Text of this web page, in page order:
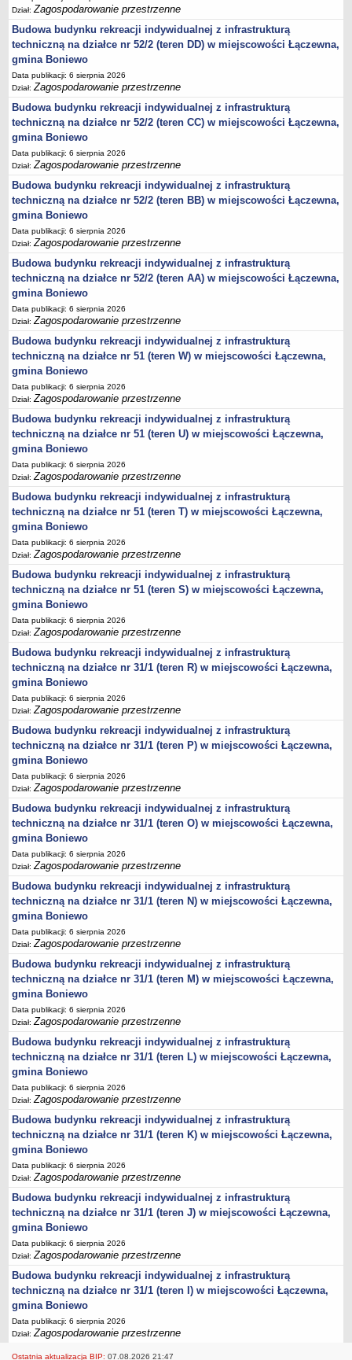
Nabór pracowników na stanowiska pracy
Deklaracja dostępności strony internetowej Urzędu Gminy Boniewo
RODO
Rejestry i ewidencje
Rejestr działalności regulowanej
Ewidencja udzielonych i cofniętych zezwoleń na prowadzenie
Zbiorowego Zaopatrzenia w Wodę i Zbiorowego Odprowadzania
Ścieków
Rejestr Instytucji Kultury
Zestawienie przedsiębiorców w zakresie opróżniania zbiorników
bezodpływowych lub osadników
AKTUALNOŚCI GMINY BONIEWO
FINANSE GMINY
Majątek gminy
Budżet
sprawozdania z wykonania budżetu
Plan postępowań na 2026 rok
Plan postępowań o udzielenie zamówień na rok 2025
Plan postępowań na rok 2024
Plan postępowań o udzielenie zamówień na rok 2023
Plan postępowań o udzielenie zamówień na rok 2022
Plan postępowań w 2021 roku
Plan postępowań o udzielenie zamówień w 2020 roku
Plan postępowań o udzielenie zamówień na 2019
Plan postępowań o udzielenie zamówień w 2018 roku
Plan postępowań o udzielenie zamówień w 2017 roku
Dług publiczny, Pomoc publiczna
Realizacja inwestycji
przetargi
Konkursy
zamówienia do 170 000 PLN
PRAWO LOKALNE
Statut
Uchwały
Projekty uchwał
Zarządzenia
Protokoły
Zagospodarowanie przestrzenne
Obwieszczenia,Zawiadomienia, sprawozdania ochrony środowiska
Decyzje o środowiskowych uwarunkowaniach
PPWOW
Aktualności
konkursy
Podręcznik PPWOW
Plan działania
Strategia Rozwiązywania Problemów Społecznych
Lista osób kluczowych
Lista aktywności społecznych
Lista lokalnych liderów
Podmioty uprawnione do świadczenia usług integracji społecznej
Podmioty realizujące usługi integracji społecznej w 2009
Wykaz usług społecznych
Plan utrwalania rezultatów
FUNDUSZ WSPARCIA
MIENIE KOMUNALNE
2007
2008
2010
2009
POMOC PUBLICZNA
PUBLICZNIE DOSTĘPNY WYKAZ DANYCH ZAWIERAJĄCYCH INFORMACJE O
ŚRODOWISKU I JEGO OCHRONIE
Pliki do pobrania
Udostepnianie informacji o środowisku
Informacja o wykazie
Dział:Zagospodarowanie przestrzenne
Budowa budynku rekreacji indywidualnej z infrastrukturą
techniczną na działce nr 52/2 (teren DD) w miejscowości Łączewna,
gmina Boniewo
Data publikacji: 6 sierpnia 2026
Dział:Zagospodarowanie przestrzenne
Budowa budynku rekreacji indywidualnej z infrastrukturą
techniczną na działce nr 52/2 (teren CC) w miejscowości Łączewna,
gmina Boniewo
Data publikacji: 6 sierpnia 2026
Dział:Zagospodarowanie przestrzenne
Budowa budynku rekreacji indywidualnej z infrastrukturą
techniczną na działce nr 52/2 (teren BB) w miejscowości Łączewna,
gmina Boniewo
Data publikacji: 6 sierpnia 2026
Dział:Zagospodarowanie przestrzenne
Budowa budynku rekreacji indywidualnej z infrastrukturą
techniczną na działce nr 52/2 (teren AA) w miejscowości Łączewna,
gmina Boniewo
Data publikacji: 6 sierpnia 2026
Dział:Zagospodarowanie przestrzenne
Budowa budynku rekreacji indywidualnej z infrastrukturą
techniczną na działce nr 51 (teren W) w miejscowości Łączewna,
gmina Boniewo
Data publikacji: 6 sierpnia 2026
Dział:Zagospodarowanie przestrzenne
Budowa budynku rekreacji indywidualnej z infrastrukturą
techniczną na działce nr 51 (teren U) w miejscowości Łączewna,
gmina Boniewo
Data publikacji: 6 sierpnia 2026
Dział:Zagospodarowanie przestrzenne
Budowa budynku rekreacji indywidualnej z infrastrukturą
techniczną na działce nr 51 (teren T) w miejscowości Łączewna,
gmina Boniewo
Data publikacji: 6 sierpnia 2026
Dział:Zagospodarowanie przestrzenne
Budowa budynku rekreacji indywidualnej z infrastrukturą
techniczną na działce nr 51 (teren S) w miejscowości Łączewna,
gmina Boniewo
Data publikacji: 6 sierpnia 2026
Dział:Zagospodarowanie przestrzenne
Budowa budynku rekreacji indywidualnej z infrastrukturą
techniczną na działce nr 31/1 (teren R) w miejscowości Łączewna,
gmina Boniewo
Data publikacji: 6 sierpnia 2026
Dział:Zagospodarowanie przestrzenne
Budowa budynku rekreacji indywidualnej z infrastrukturą
techniczną na działce nr 31/1 (teren P) w miejscowości Łączewna,
gmina Boniewo
Data publikacji: 6 sierpnia 2026
Dział:Zagospodarowanie przestrzenne
Budowa budynku rekreacji indywidualnej z infrastrukturą
techniczną na działce nr 31/1 (teren O) w miejscowości Łączewna,
gmina Boniewo
Data publikacji: 6 sierpnia 2026
Dział:Zagospodarowanie przestrzenne
Budowa budynku rekreacji indywidualnej z infrastrukturą
techniczną na działce nr 31/1 (teren N) w miejscowości Łączewna,
gmina Boniewo
Data publikacji: 6 sierpnia 2026
Dział:Zagospodarowanie przestrzenne
Budowa budynku rekreacji indywidualnej z infrastrukturą
techniczną na działce nr 31/1 (teren M) w miejscowości Łączewna,
gmina Boniewo
Data publikacji: 6 sierpnia 2026
Dział:Zagospodarowanie przestrzenne
Budowa budynku rekreacji indywidualnej z infrastrukturą
techniczną na działce nr 31/1 (teren L) w miejscowości Łączewna,
gmina Boniewo
Data publikacji: 6 sierpnia 2026
Dział:Zagospodarowanie przestrzenne
Budowa budynku rekreacji indywidualnej z infrastrukturą
techniczną na działce nr 31/1 (teren K) w miejscowości Łączewna,
gmina Boniewo
Data publikacji: 6 sierpnia 2026
Dział:Zagospodarowanie przestrzenne
Budowa budynku rekreacji indywidualnej z infrastrukturą
techniczną na działce nr 31/1 (teren J) w miejscowości Łączewna,
gmina Boniewo
Data publikacji: 6 sierpnia 2026
Dział:Zagospodarowanie przestrzenne
Budowa budynku rekreacji indywidualnej z infrastrukturą
techniczną na działce nr 31/1 (teren I) w miejscowości Łączewna,
gmina Boniewo
Data publikacji: 6 sierpnia 2026
Dział:Zagospodarowanie przestrzenne
Ostatnia aktualizacja BIP: 07.08.2026 21:47